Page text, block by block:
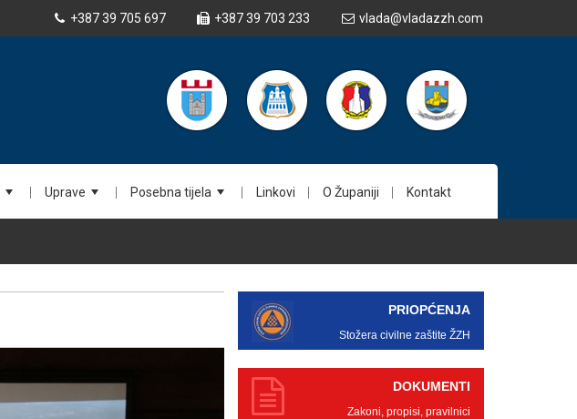
+387 39 705 697 +387 39 703 233 vlada@vladazzh.com
Uprave Posebna tijela Linkovi O Županiji Kontakt
PRIOPĆENJA
Stožera civilne zaštite ŽZH
DOKUMENTI
Zakoni, propisi, pravilnici